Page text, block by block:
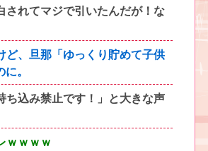
されてマジで引いたんだが！な
ど、旦那「ゆっくり貯めて子供
。
ち込み禁止です！」と大きな声
ｗｗｗｗ